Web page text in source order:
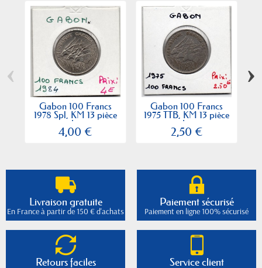
Gabon 100 Francs
1978 Spl, KM 13 pièce
de...
4,00 €
Gabon 100 Francs
1975 TTB, KM 13 pièce
de...
2,50 €
‹ ›
Livraison gratuite
En France à partir de 150 € d'achats
Paiement sécurisé
Paiement en ligne 100% sécurisé
Retours faciles Service client